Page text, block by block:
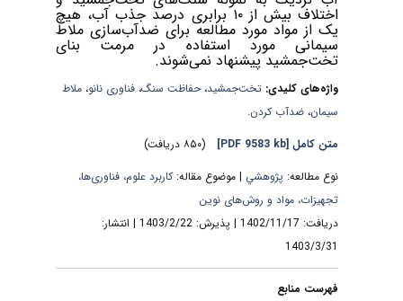
اختلاف بیش از ۱۰ برابری درصد جذب آب، هیچ
یک از مواد مورد مطالعه برای ضدآب‌سازی ملاط
سیمانی مورد استفاده در مرمت بنای
تخت‌جمشید پیشنهاد نمی‌شوند.
واژه‌های کلیدی:تخت‌جمشید،حفاظت سنگ،فناوری نانو،ملاط
سیمان،ضدآب کردن.
متن کامل[PDF 9583 kb]
نوع مطالعه:پژوهشي| موضوع مقاله:کاربرد علوم، فناوری‌ها،
تجهیزات، مواد و روش‌های نوین
دریافت: 1402/11/17 | پذیرش: 1403/2/22 | انتشار:
1403/3/31
فهرست منابع